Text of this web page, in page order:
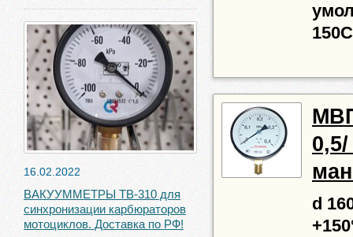
16.02.2022
ВАКУУММЕТРЫ ТВ-310 для
синхронизации карбюраторов
мотоциклов. Доставка по РФ!
d